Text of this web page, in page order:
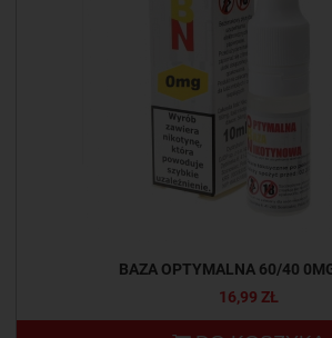
BAZA OPTYMALNA 60/40
16,99 ZŁ